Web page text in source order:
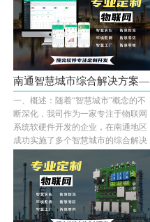
南通智慧城市综合解决方案—
基于ST···
一、概述：随着“智慧城市”概念的不
断深化，我司作为一家专注于物联网
系统软硬件开发的企业，在南通地区
成功实施了多个智慧城市的综合解决